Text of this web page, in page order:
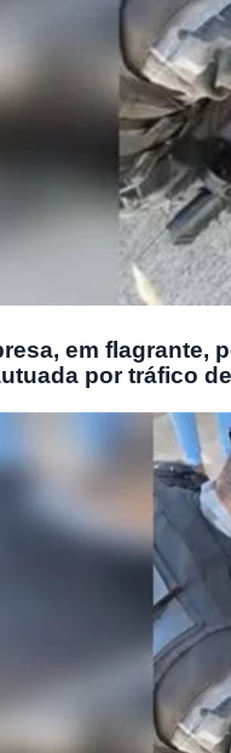
em flagrante,
por tráfico